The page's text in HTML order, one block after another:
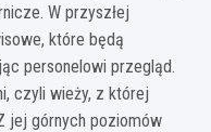
W przyszłej
które będą
personelowi przegląd.
czyli wieży, z której
jej górnych poziomów